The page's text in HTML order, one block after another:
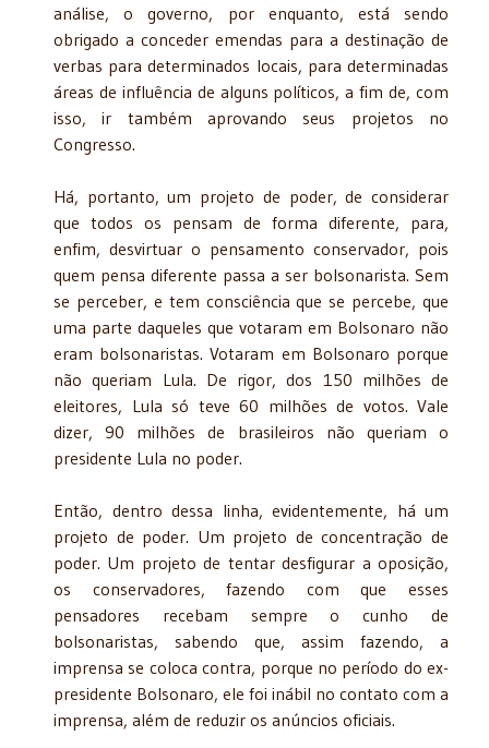
análise, o governo, por enquanto, está sendo
obrigado a conceder emendas para a destinação de
verbas para determinados locais, para determinadas
áreas de influência de alguns políticos, a fim de, com
isso, ir também aprovando seus projetos no
Congresso.
Há, portanto, um projeto de poder, de considerar
que todos os pensam de forma diferente, para,
enfim, desvirtuar o pensamento conservador, pois
quem pensa diferente passa a ser bolsonarista. Sem
se perceber, e tem consciência que se percebe, que
uma parte daqueles que votaram em Bolsonaro não
eram bolsonaristas. Votaram em Bolsonaro porque
não queriam Lula. De rigor, dos 150 milhões de
eleitores, Lula só teve 60 milhões de votos. Vale
dizer, 90 milhões de brasileiros não queriam o
presidente Lula no poder.
Então, dentro dessa linha, evidentemente, há um
projeto de poder. Um projeto de concentração de
poder. Um projeto de tentar desfigurar a oposição,
os conservadores, fazendo com que esses
pensadores recebam sempre o cunho de
bolsonaristas, sabendo que, assim fazendo, a
imprensa se coloca contra, porque no período do ex-
presidente Bolsonaro, ele foi inábil no contato com a
imprensa, além de reduzir os anúncios oficiais.